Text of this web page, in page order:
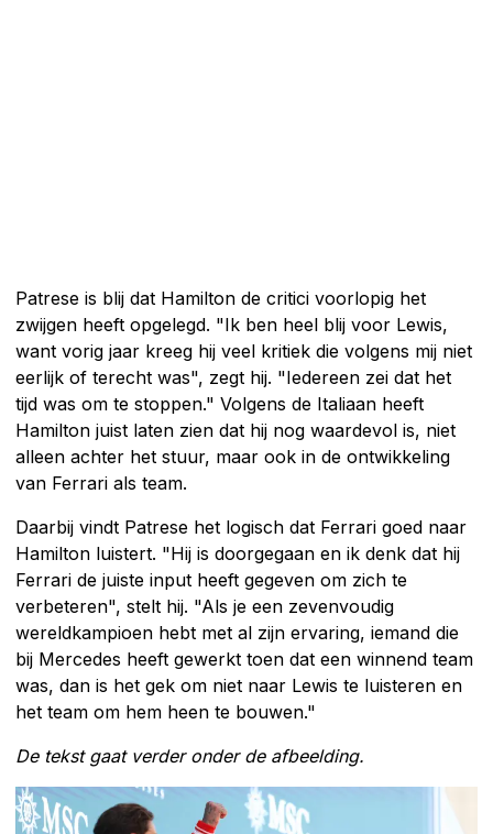
Patrese is blij dat Hamilton de critici voorlopig het
zwijgen heeft opgelegd. "Ik ben heel blij voor Lewis,
want vorig jaar kreeg hij veel kritiek die volgens mij niet
eerlijk of terecht was", zegt hij. "Iedereen zei dat het
tijd was om te stoppen." Volgens de Italiaan heeft
Hamilton juist laten zien dat hij nog waardevol is, niet
alleen achter het stuur, maar ook in de ontwikkeling
van Ferrari als team.
Daarbij vindt Patrese het logisch dat Ferrari goed naar
Hamilton luistert. "Hij is doorgegaan en ik denk dat hij
Ferrari de juiste input heeft gegeven om zich te
verbeteren", stelt hij. "Als je een zevenvoudig
wereldkampioen hebt met al zijn ervaring, iemand die
bij Mercedes heeft gewerkt toen dat een winnend team
was, dan is het gek om niet naar Lewis te luisteren en
het team om hem heen te bouwen."
De tekst gaat verder onder de afbeelding.